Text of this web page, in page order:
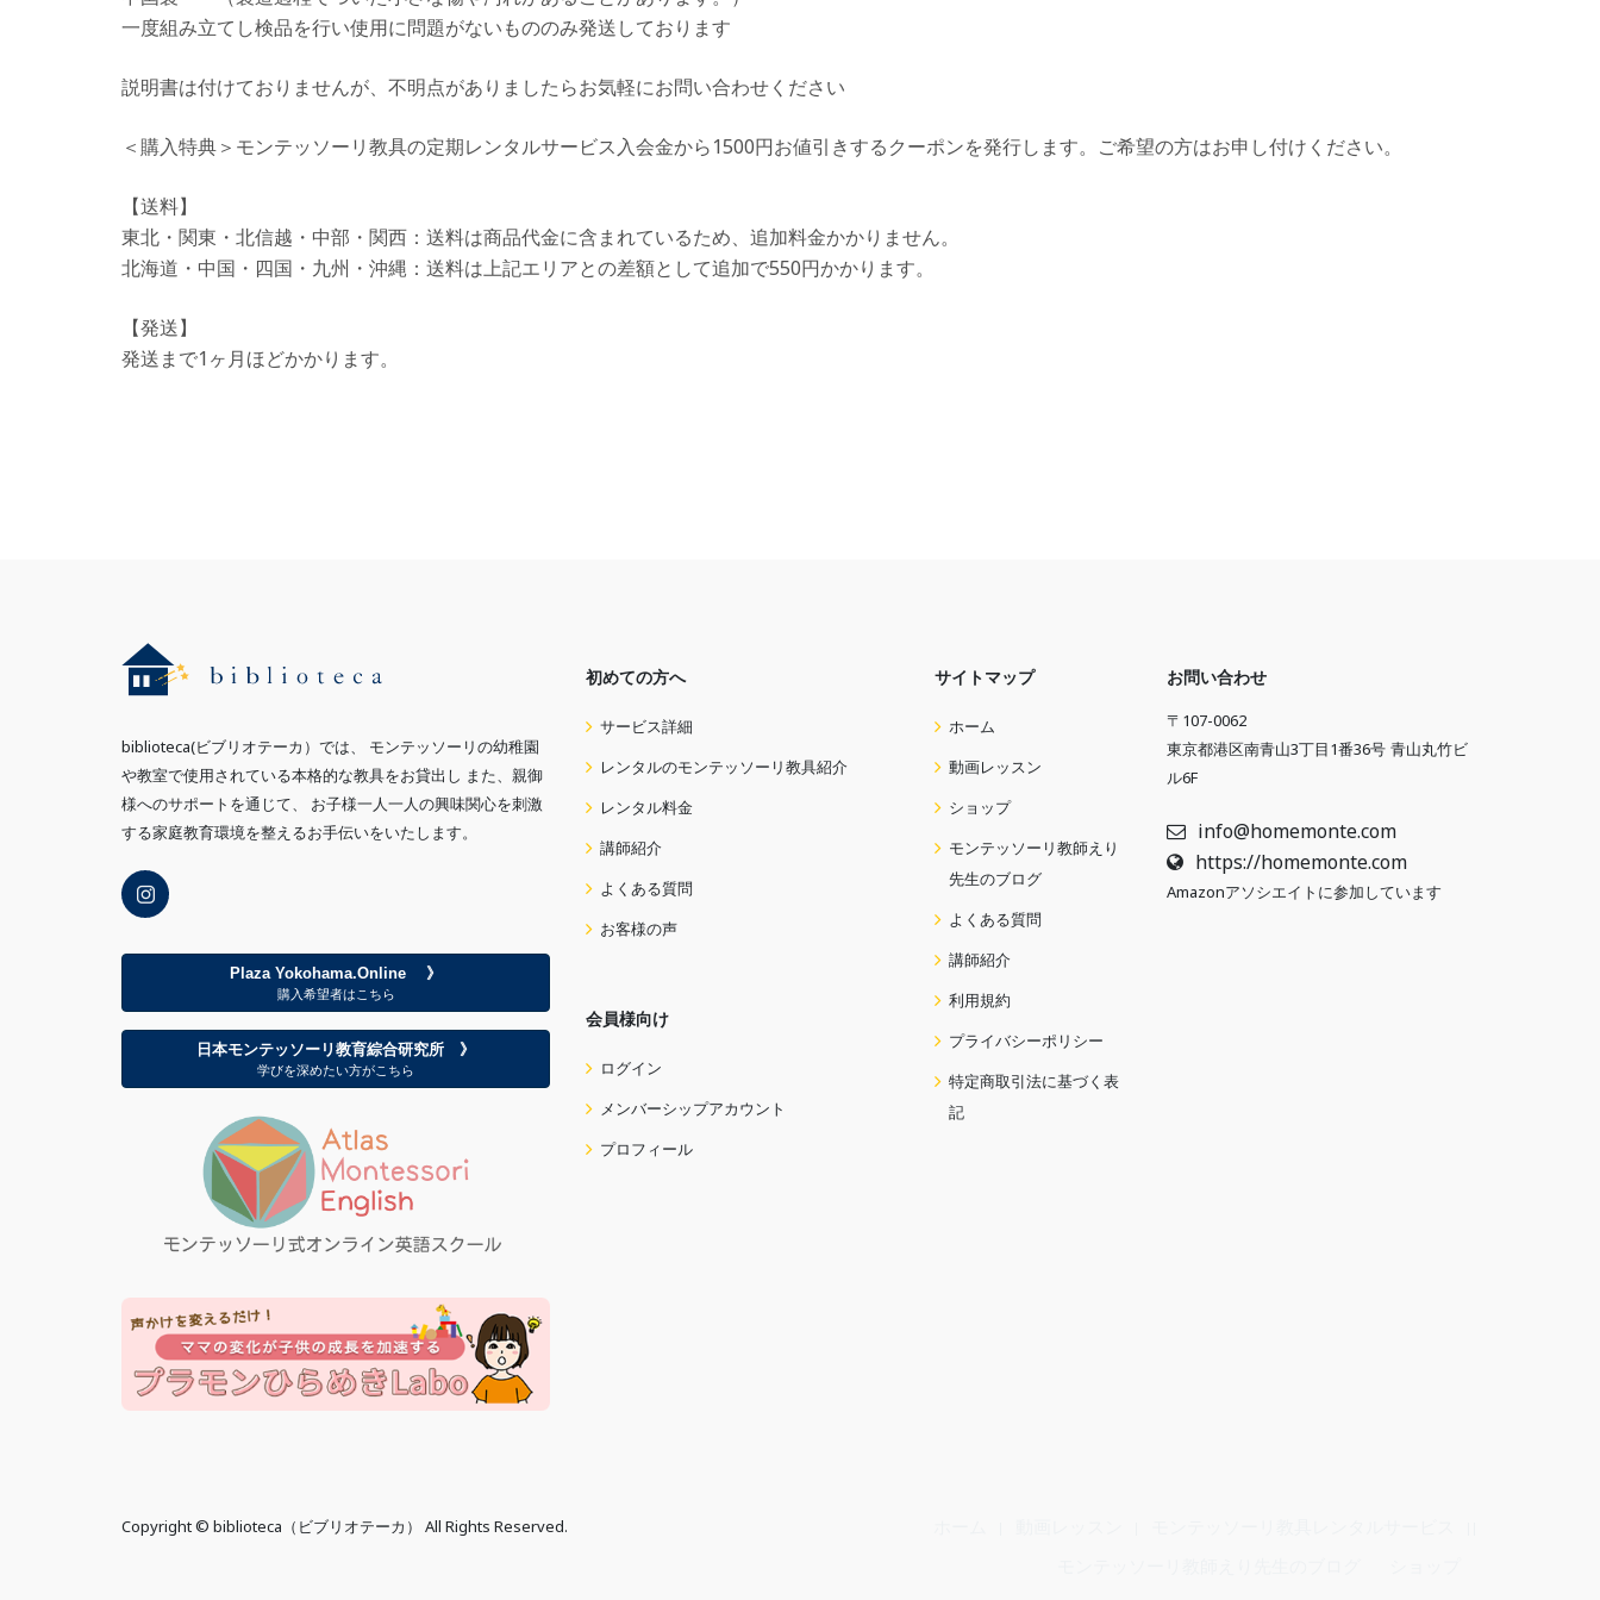
一度組み立てし検品を行い使用に問題がないもののみ発送しております
説明書は付けておりませんが、不明点がありましたらお気軽にお問い合わせください
＜購入特典＞ モンテッソーリ教具の定期レンタルサービス入会金から1500円お値引きするクーポンを発行します。ご希望の方はお申し付けください。
【送料】
東北・関東・北信越・中部・関西：送料は商品代金に含まれているため、追加料金かかりません。
北海道・中国・四国・九州・沖縄：送料は上記エリアとの差額として追加で550円かかります。
【発送】
発送まで1ヶ月ほどかかります。
biblioteca(ビブリオテーカ）では、 モンテッソーリの幼稚園
や教室で使用されている本格的な教具をお貸出し また、親御
様へのサポートを通じて、 お子様一人一人の興味関心を刺激
する家庭教育環境を整えるお手伝いをいたします。
Plaza Yokohama.Online 》
購入希望者はこちら
日本モンテッソーリ教育綜合研究所 》
学びを深めたい方がこちら
初めての方へ
サービス詳細
レンタルのモンテッソーリ教具紹介
レンタル料金
講師紹介
よくある質問
お客様の声
会員様向け
ログイン
メンバーシップアカウント
プロフィール
サイトマップ
ホーム
動画レッスン
ショップ
モンテッソーリ教師えり
先生のブログ
よくある質問
講師紹介
利用規約
プライバシーポリシー
特定商取引法に基づく表
記
お問い合わせ
〒 107-0062
東京都港区南青山3丁目1番36号 青山丸竹ビ
ル6F
info@homemonte.com
https://homemonte.com
Amazonアソシエイトに参加しています
Copyright © biblioteca（ビブリオテーカ） All Rights Reserved.